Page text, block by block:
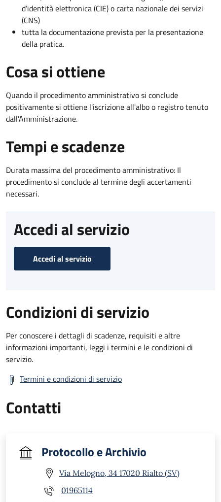
d’identità elettronica (CIE) o carta nazionale dei servizi
(CNS)
tutta la documentazione prevista per la presentazione
della pratica.
Cosa si ottiene
Quando il procedimento amministrativo si conclude
positivamente si ottiene l'iscrizione all'albo o registro tenuto
dall'Amministrazione.
Tempi e scadenze
Durata massima del procedimento amministrativo: Il
procedimento si conclude al termine degli accertamenti
necessari.
Accedi al servizio
Accedi al servizio
Condizioni di servizio
Per conoscere i dettagli di scadenze, requisiti e altre
informazioni importanti, leggi i termini e le condizioni di
servizio.
Termini e condizioni di servizio
Contatti
Protocollo e Archivio
Via Melogno, 34 17020 Rialto (SV)
01965114